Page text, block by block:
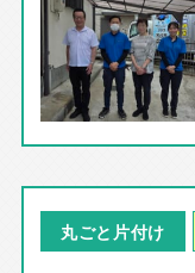
丸ごと片付け